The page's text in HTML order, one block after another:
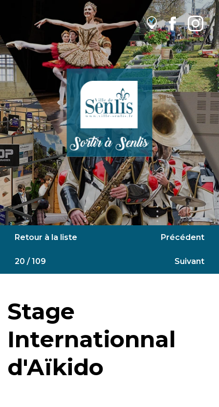
Retour à la liste Précédent
20 / 109 Suivant
Stage
Internationnal
d'Aïkido